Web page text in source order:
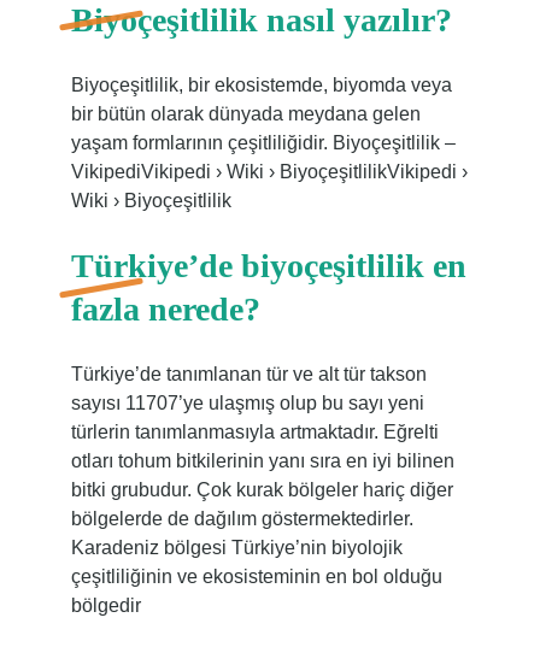
Biyoçeşitlilik nasıl yazılır?
Biyoçeşitlilik, bir ekosistemde, biyomda veya
bir bütün olarak dünyada meydana gelen
yaşam formlarının çeşitliliğidir. Biyoçeşitlilik –
VikipediVikipedi › Wiki › BiyoçeşitlilikVikipedi ›
Wiki › Biyoçeşitlilik
Türkiye’de biyoçeşitlilik en
fazla nerede?
Türkiye’de tanımlanan tür ve alt tür takson
sayısı 11707’ye ulaşmış olup bu sayı yeni
türlerin tanımlanmasıyla artmaktadır. Eğrelti
otları tohum bitkilerinin yanı sıra en iyi bilinen
bitki grubudur. Çok kurak bölgeler hariç diğer
bölgelerde de dağılım göstermektedirler.
Karadeniz bölgesi Türkiye’nin biyolojik
çeşitliliğinin ve ekosisteminin en bol olduğu
bölgedir